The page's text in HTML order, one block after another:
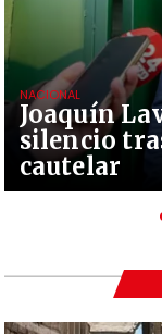
Joaquín
silencio
cautelar
NACIONAL